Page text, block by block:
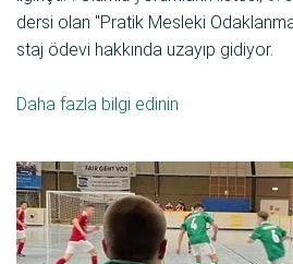
dersi olan "Pratik Mesleki
staj ödevi hakkında uzayıp gidiyor.
Daha fazla bilgi edinin